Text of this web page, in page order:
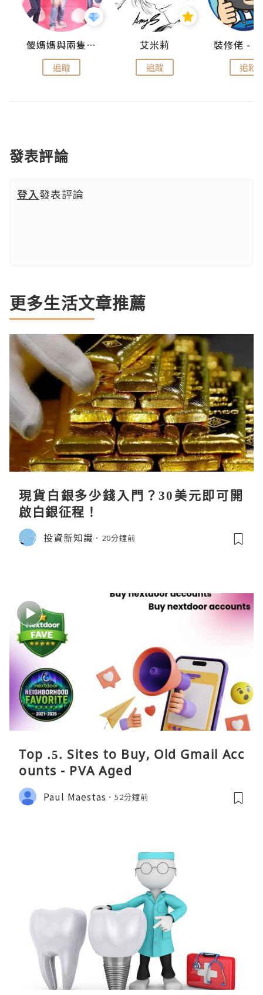
儍媽媽與兩隻小魔怪之家
追蹤
艾米莉
追蹤 追蹤
發表評論
登入發表評論
更多生活文章推薦
現貨白銀多少錢入門？30美元即可開
啟白銀征程！
投資新知識 20分鐘前
Top .5. Sites to Buy, Old Gmail Acc
ounts - PVA Aged
Paul Maestas 52分鐘前